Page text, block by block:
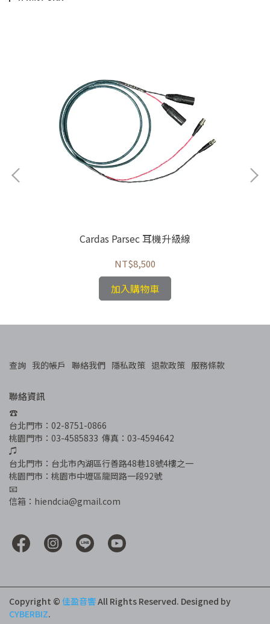
Cardas Parsec 耳機升級線
NT$8,500
加入購物車
查詢 我的帳戶 聯絡我們 隱私政策 退款政策 服務條款
聯絡資訊
☎︎
台北門市：02-8751-0866
桃園門市：03-4585833  傳真：03-4594642
♫
台北門市：台北市內湖區行善路48巷18號4樓之一
桃園門市：桃園市中壢區龍岡路一段92號
📧
信箱：hiendcia@gmail.com
Copyright © 佳盈音響All Rights Reserved. Designed by
CYBERBIZ.